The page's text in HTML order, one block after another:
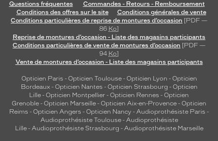
Questions fréquentes
Commandes - Retours - Remboursement
Conditions des offres sur le site
Conditions générales de vente
Conditions particulières de reprise de montures d’occasion [PDF —
86 Ko]
Reprise de montures d’occasion - Liste des magasins participants
Conditions particulières de vente de montures d’occasion [PDF —
94 Ko]
Vente de montures d’occasion - Liste des magasins participants
Opticien Paris - Opticien Toulouse- Opticien Lyon - Opticien
Bordeaux- Opticien Nantes - Opticien Strasbourg - Opticien
Lille - Opticien Montpellier - Opticien Rennes - Opticien
Grenoble - Opticien Marseille - Opticien Aix-en-Provence - Opticien
Reims - Opticien Angers - Opticien Nancy - Audioprothésiste Paris -
Audioprothésiste Toulouse- Audioprothésiste
Lille- Audioprothésiste Strasbourg - Audioprothésiste Marseille